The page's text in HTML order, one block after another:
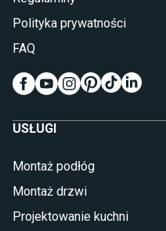
Kinkiety do sypialni
Pokój dziecięcy
Meble do pokoju dziecięcego
Komody dla dzieci
Łóżka dla dziecka
Taras i balkon
Sztuczna trawa miękka
Polityka prywatności
FAQ
USŁUGI
Montaż podłóg
Montaż drzwi
Projektowanie kuchni